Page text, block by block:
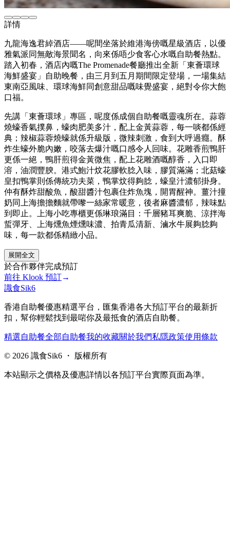
詳情
九龍海逸君綽酒店——呢間坐落於維港海傍嘅星級酒店，以優
雅氣派同無敵海景聞名，向來係唔少食客心水嘅自助餐熱點。
踏入初春，酒店內嘅The Promenade餐廳推出全新「東薈環球
海鮮盛宴」自助晚餐，由三月到五月期間限定登場，一場集結
東南亞風味、環球海鮮同創意甜品嘅味覺盛宴，絕對令你大飽
口福。
先講「東薈環球」專區，呢度係成個自助餐嘅靈魂所在。蒜蓉
燒蠔香氣撲鼻，蠔肉肥美多汁，配上金黃蒜蓉，每一啖都係經
典；辣椒蒜蓉燒蠔就係升級版，微辣刺激，食到大呼過癮。酥
炸生蠔外脆內嫩，咬落去爆汁嘅口感令人回味。花雕香煎鴨肝
更係一絕，鴨肝煎得金黃微焦，配上花雕酒嘅醇香，入口即
溶，油潤豐腴。港式鮑汁炆花膠軟腍入味，膠質滿滿；北菇蠔
皇扣鴨掌則係傳統功夫菜，鴨掌炆得夠腍，蠔皇汁濃郁掛身。
仲有酥炸甜酸魚，酸甜醬汁包裹住炸魚塊，開胃醒神。薑汁撞
奶同上海擔擔麵就帶嚟一絲家常暖意，後者麻醬濃郁，辣味點
到即止。上海小吃專櫃更係琳琅滿目：千層豬耳爽脆、涼拌海
蜇彈牙、上海燻魚煙燻味濃、拍青瓜清新、滷水牛展夠腍夠
味，每一款都係精緻小品。
展開全文
於合作夥伴完成預訂
前往 Klook 預訂 →
識食Sik6
香港自助餐優惠精選平台，匯集香港各大預訂平台的最新折
扣，幫你輕鬆找到最啱你及最抵食的酒店自助餐。
精選自助餐全部自助餐我的收藏關於我們私隱政策使用條款
© 2026 識食Sik6 ・ 版權所有
本站顯示之價格及優惠詳情以各預訂平台實際頁面為準。